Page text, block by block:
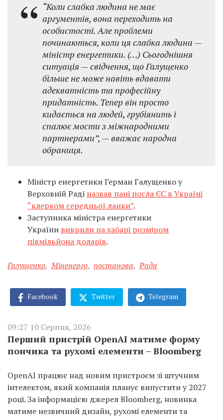
“Коли слабка людина не має
аргументів, вона переходить на
особистості. Але проблеми
починаються, коли ця слабка людина —
міністр енергетики. (…) Сьогоднішня
ситуація — свідчення, що Галущенко
більше не може навіть вдавати
адекватність та професійну
придатність. Тепер він просто
кидається на людей, грубіянить і
спалює мости з міжнародними
партнерами”, — вважає народна
обраниця.
Міністр енергетики Герман Галущенко у
Верховній Раді назвав пані посла ЄС в Україні
“клерком середньої ланки”.
Заступника міністра енергетики
України викрили на хабарі розміром
півмільйона доларів.
Галущенко, Міненерго, постанова, Рада
Facebook Twitter Telegram
09:27 10 Серпня, 2026
Перший пристрій OpenAI матиме форму
пончика та рухомі елементи – Bloomberg
OpenAI працює над новим пристроєм зі штучним
інтелектом, який компанія планує випустити у 2027
році. За інформацією джерел Bloomberg, новинка
матиме незвичний дизайн, рухомі елементи та